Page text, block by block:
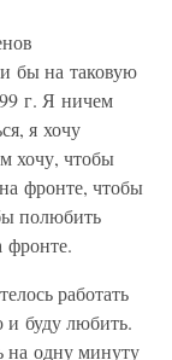
бы на таковую
г. Я ничем
я хочу
хочу, чтобы
фронте, чтобы
полюбить
фронте.
работать
буду любить.
одну минуту